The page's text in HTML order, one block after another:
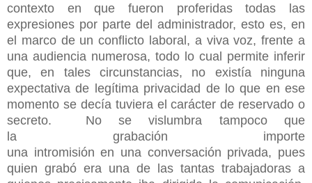
contexto en que fueron proferidas todas las
expresiones por parte del administrador, esto es, en
el marco de un conflicto laboral, a viva voz, frente a
una audiencia numerosa, todo lo cual permite inferir
que, en tales circunstancias, no existía ninguna
expectativa de legítima privacidad de lo que en ese
momento se decía tuviera el carácter de reservado o
secreto. No se vislumbra tampoco que
la grabación importe
una intromisión en una conversación privada, pues
quien grabó era una de las tantas trabajadoras a